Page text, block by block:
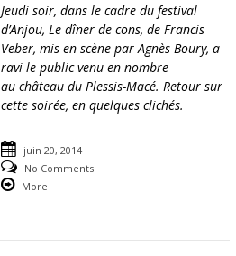
Jeudi soir, dans le cadre du festival
d’Anjou, Le dîner de cons, de Francis
Veber, mis en scène par Agnès Boury, a
ravi le public venu en nombre
au château du Plessis-Macé. Retour sur
cette soirée, en quelques clichés.
juin 20, 2014
No Comments
More